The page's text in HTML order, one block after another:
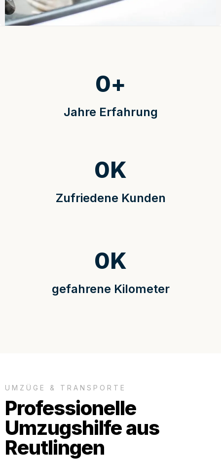
Jahre Erfahrung
0+
Zufriedene Kunden
0K
gefahrene Kilometer
0K
UMZÜGE & TRANSPORTE
Professionelle
Umzugshilfe aus
Reutlingen